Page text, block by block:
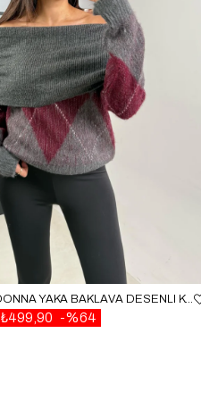
BORDO MADONNA YAKA BAKLAVA DESENLI KAZAK GAUS-00537
%64
₺499,90